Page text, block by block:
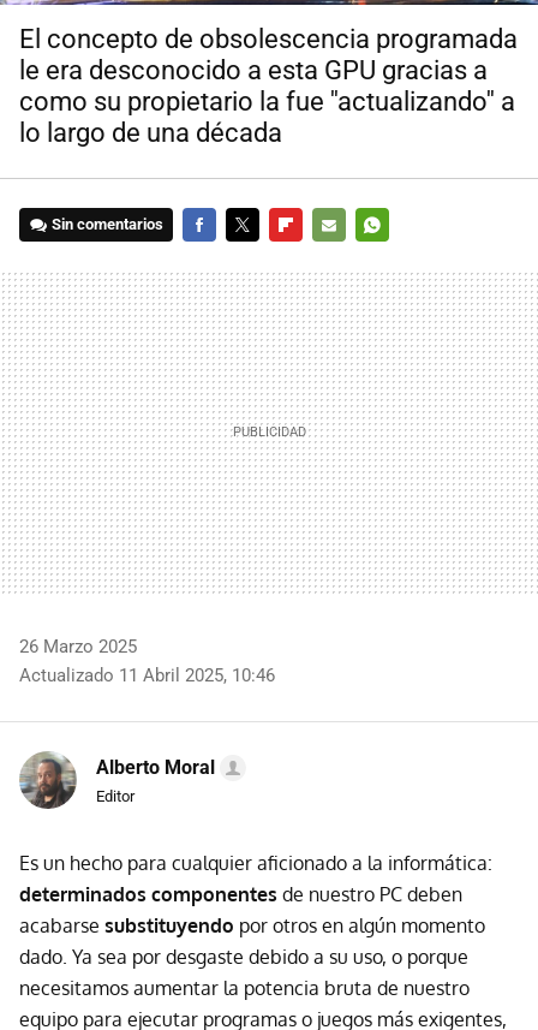
El concepto de obsolescencia programada
le era desconocido a esta GPU gracias a
como su propietario la fue ''actualizando'' a
lo largo de una década
Sin comentarios
MAIL
26 Marzo 2025
Actualizado 11 Abril 2025, 10:46
Alberto Moral
Editor
Es un hecho para cualquier aficionado a la informática:
determinados componentes de nuestro PC deben
acabarse substituyendo por otros en algún momento
dado. Ya sea por desgaste debido a su uso, o porque
necesitamos aumentar la potencia bruta de nuestro
equipo para ejecutar programas o juegos más exigentes,